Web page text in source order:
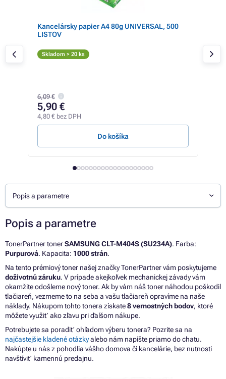
Kancelársky papier A4 80g UNIVERSAL, 500
LISTOV
Skladom > 20 ks
6,09 €
5,90 €
4,80 € bez DPH
Do košíka
Popis a parametre
Popis a parametre
TonerPartner tonerSAMSUNG CLT-M404S (SU234A). Farba:
Purpurová. Kapacita: 1000 strán.
Na tento prémiový toner našej značky TonerPartner vám poskytujeme
doživotnú záruku. V prípade akejkoľvek mechanickej závady vám
okamžite odošleme nový toner. Ak by vám náš toner náhodou poškodil
tlačiareň, vezmeme to na seba a vašu tlačiareň opravíme na naše
náklady. Nákupom tohto tonera získate8 vernostných bodov, ktoré
môžete využiť ako zľavu pri ďalšom nákupe.
Potrebujete sa poradiť ohľadom výberu tonera? Pozrite sa na
najčastejšie kladené otázkyalebo nám napíšte priamo do chatu.
Nakúpte u nás z pohodlia vášho domova či kancelárie, bez nutnosti
navštíviť kamennú predajnu.